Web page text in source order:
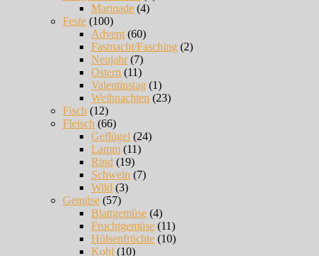
Marinade (4)
Feste (100)
Advent (60)
Fastnacht/Fasching (2)
Neujahr(7)
Ostern (11)
Valentinstag (1)
Weihnachten (23)
Fisch (12)
Fleisch (66)
Geflügel (24)
Lamm (11)
Rind (19)
Schwein (7)
Wild (3)
Gemüse (57)
Blattgemüse (4)
Fruchtgemüse (11)
Hülsenfrüchte (10)
Kohl (10)